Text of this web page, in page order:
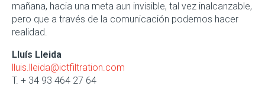
mañana, hacia una meta aun invisible, tal vez inalcanzable,
pero que a través de la comunicación podemos hacer
realidad.
Lluís Lleida
lluis.lleida@ictfiltration.com
T. + 34 93 464 27 64